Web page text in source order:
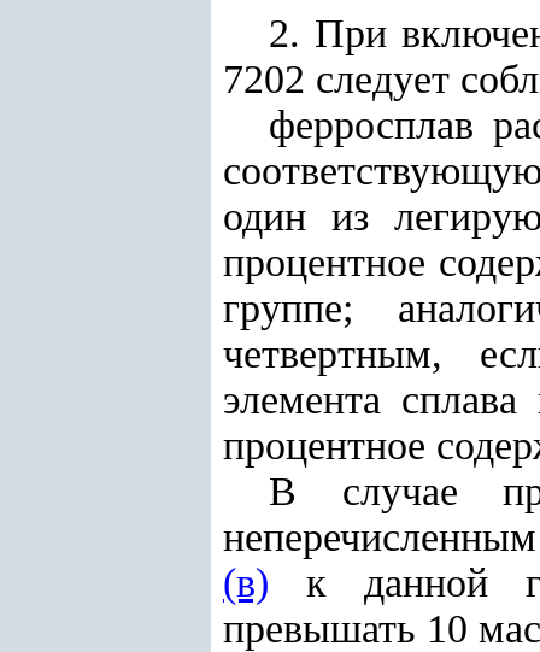
2. При
7202 следует
ферросплав
один из
процентное
группе;
четвертным,
элемента
процентное
В случае
(в) к данной
превышать 10